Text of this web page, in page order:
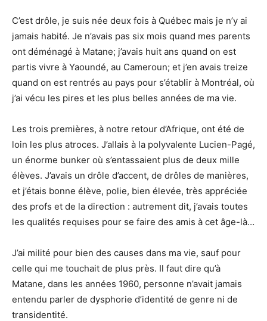
C’est drôle, je suis née deux fois à Québec mais je n’y ai
jamais habité. Je n’avais pas six mois quand mes parents
ont déménagé à Matane; j’avais huit ans quand on est
partis vivre à Yaoundé, au Cameroun; et j’en avais treize
quand on est rentrés au pays pour s’établir à Montréal, où
j’ai vécu les pires et les plus belles années de ma vie.
Les trois premières, à notre retour d’Afrique, ont été de
loin les plus atroces. J’allais à la polyvalente Lucien-Pagé,
un énorme bunker où s’entassaient plus de deux mille
élèves. J’avais un drôle d’accent, de drôles de manières,
et j’étais bonne élève, polie, bien élevée, très appréciée
des profs et de la direction : autrement dit, j’avais toutes
les qualités requises pour se faire des amis à cet âge-là…
J’ai milité pour bien des causes dans ma vie, sauf pour
celle qui me touchait de plus près. Il faut dire qu’à
Matane, dans les années 1960, personne n’avait jamais
entendu parler de dysphorie d’identité de genre ni de
transidentité.